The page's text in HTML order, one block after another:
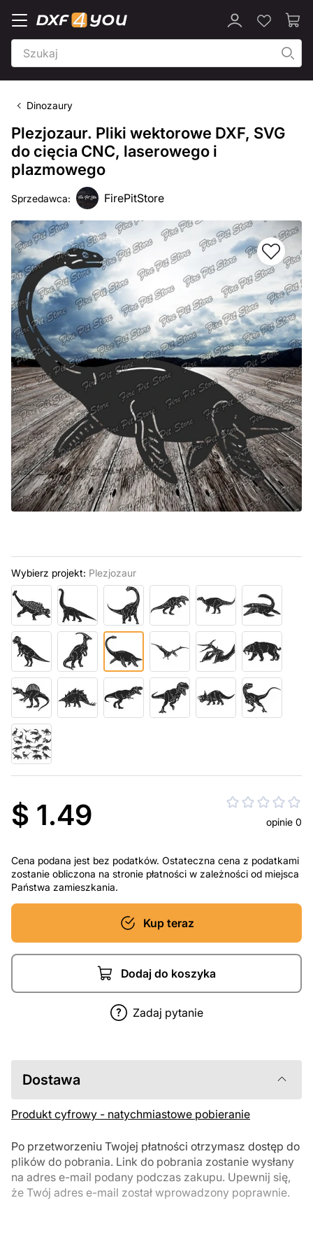
Dinozaury
Plezjozaur. Pliki wektorowe DXF, SVG
do cięcia CNC, laserowego i
plazmowego
Sprzedawca: FirePitStore
Wybierz projekt: Plezjozaur
$ 1.49 opinie 0
Cena podana jest bez podatków. Ostateczna cena z podatkami
zostanie obliczona na stronie płatności w zależności od miejsca
Państwa zamieszkania.
Kup teraz
Dodaj do koszyka
Zadaj pytanie
Dostawa
Produkt cyfrowy - natychmiastowe pobieranie
Po przetworzeniu Twojej płatności otrzymasz dostęp do
plików do pobrania. Link do pobrania zostanie wysłany
na adres e-mail podany podczas zakupu. Upewnij się,
że Twój adres e-mail został wprowadzony poprawnie.